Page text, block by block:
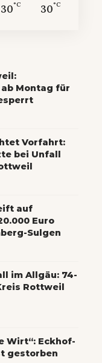
30°C 30°C
Montag für
Vorfahrt:
bei Unfall
auf
Euro
Sulgen
im Allgäu: 74-
Rottweil
Wirt“: Eckhof-
gestorben